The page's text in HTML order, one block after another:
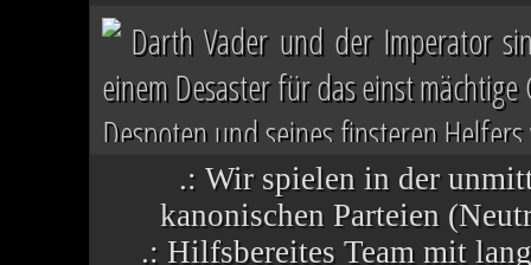
Darth Vader und der Imperator
einem Desaster für das einst
Despoten und seines finsteren
Chaos herrscht auf vielen Welten,
.: Wir spielen in der
kanonischen Parteien
.: Hilfsbereites Team mit